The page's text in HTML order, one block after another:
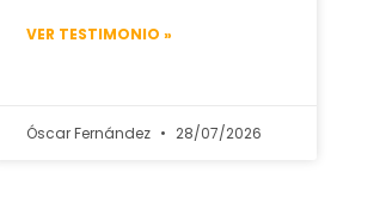
VER TESTIMONIO »
Óscar Fernández 28/07/2026